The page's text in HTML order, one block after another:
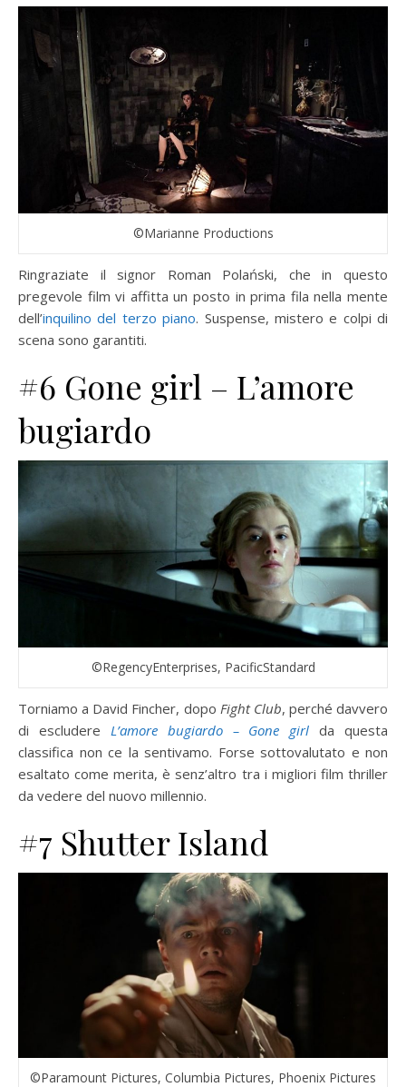
©Marianne Productions
Ringraziate il signor Roman Polański, che in questo
pregevole film vi affitta un posto in prima fila nella mente
dell’inquilino del terzo piano. Suspense, mistero e colpi di
scena sono garantiti.
#6 Gone girl – L’amore
bugiardo
©RegencyEnterprises, PacificStandard
Torniamo a David Fincher, dopo Fight Club, perché davvero
di escludere L’amore bugiardo – Gone girl da questa
classifica non ce la sentivamo. Forse sottovalutato e non
esaltato come merita, è senz’altro tra i migliori film thriller
da vedere del nuovo millennio.
#7 Shutter Island
©Paramount Pictures, Columbia Pictures, Phoenix Pictures